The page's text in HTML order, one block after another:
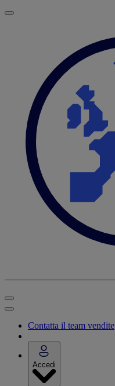
Contatta il team vendite
Accedi